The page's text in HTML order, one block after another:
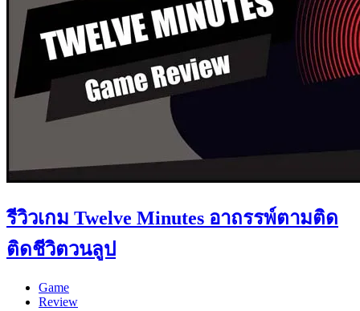
รีวิวเกม Twelve Minutes อาถรรพ์ตามติด
ติดชีวิตวนลูป
Game
Review